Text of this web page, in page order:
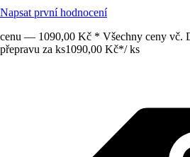
Napsat první hodnocení
cenu — 1090,00 Kč * Všechny ceny vč.
přepravu za ks1090,00 Kč*/ ks